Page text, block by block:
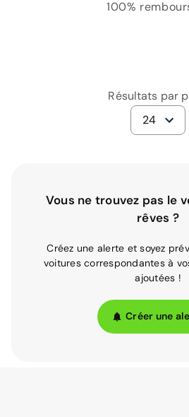
100%
Résultats par
24
Vous ne trouvez pas le
rêves ?
Créez une alerte et soyez
voitures correspondantes à
ajoutées !
Créer une